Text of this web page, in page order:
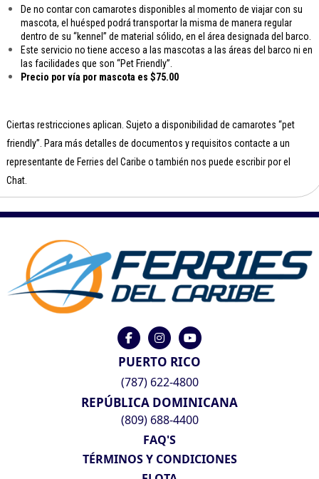
De no contar con camarotes disponibles al momento de viajar con su
mascota, el huésped podrá transportar la misma de manera regular
dentro de su “kennel” de material sólido, en el área designada del barco.
Este servicio no tiene acceso a las mascotas a las áreas del barco ni en
las facilidades que son “Pet Friendly”.
Precio por vía por mascota es $75.00
Ciertas restricciones aplican. Sujeto a disponibilidad de camarotes “pet
friendly”. Para más detalles de documentos y requisitos contacte a un
representante de Ferries del Caribe o también nos puede escribir por el
Chat.
PUERTO RICO
(787) 622-4800
REPÚBLICA DOMINICANA
(809) 688-4400
FAQ'S
TÉRMINOS Y CONDICIONES